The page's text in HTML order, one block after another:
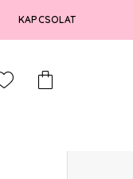
KAPCSOLAT